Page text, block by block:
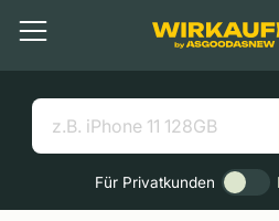
Menü
Suchen
Nützliche Links
Für Privatkunden